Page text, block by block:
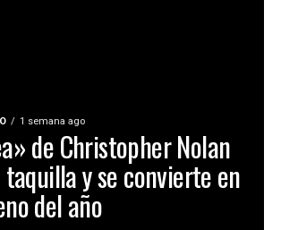
1 semana ago
de Christopher Nolan
y se convierte en
del año